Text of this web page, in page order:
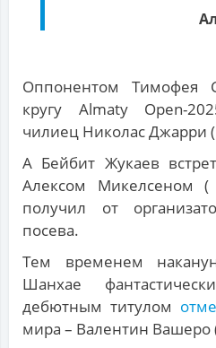
Оппонентом Тимофея
кругу Almaty Open-
чилиец Николас Джарри
А Бейбит Жукаев
Алексом Микелсеном
получил от
посева.
Тем временем
Шанхае
дебютным титулом
мира – Валентин Вашеро